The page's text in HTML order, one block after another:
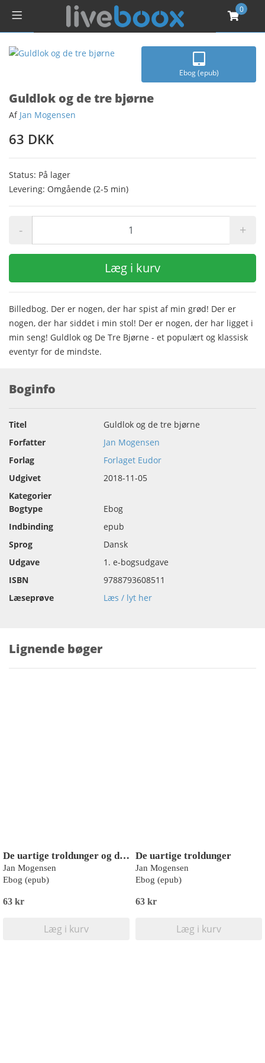
0
Ebog (epub)
Guldlok og de tre bjørne
Af Jan Mogensen
63 DKK
Status: På lager
Levering: Omgående (2-5 min)
- +
Læg i kurv
Billedbog. Der er nogen, der har spist af min grød! Der er
nogen, der har siddet i min stol! Der er nogen, der har ligget i
min seng! Guldlok og De Tre Bjørne - et populært og klassisk
eventyr for de mindste.
Boginfo
Titel
Guldlok og de tre bjørne
Forfatter
Jan Mogensen
Forlag
Forlaget Eudor
Udgivet
2018-11-05
Kategorier
Bogtype
Ebog
Indbinding
epub
Sprog
Dansk
Udgave
1. e-bogsudgave
ISBN
9788793608511
Læseprøve
Læs / lyt her
Lignende bøger
De uartige troldunger og deres søstre
Jan Mogensen
Ebog (epub)
63 kr
Læg i kurv
De uartige troldunger
Jan Mogensen
Ebog (epub)
63 kr
Læg i kurv